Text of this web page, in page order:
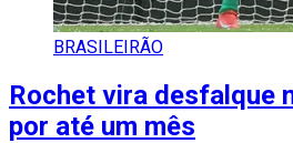
BRASILEIRÃO
Rochet vira desfalque
por até um mês